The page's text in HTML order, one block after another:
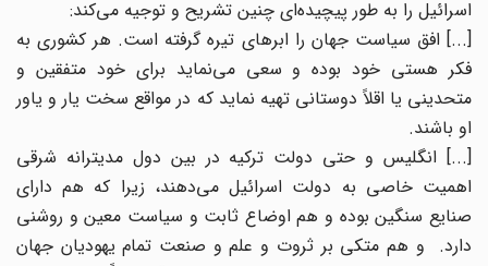
اسرائیل را به طور پیچیده‌ای چنین تشریح و توجیه می‌کند:
[...] افق سیاست جهان را ابرهای تیره گرفته است. هر کشوری به
فکر هستی خود بوده و سعی می‌نماید برای خود متفقین و
متحدینی یا اقلاً دوستانی تهیه نماید که در مواقع سخت یار و یاور
او باشند.
[...] انگلیس و حتی دولت ترکیه در بین دول مدیترانه شرقی
اهمیت خاصی به دولت اسرائیل می‌دهند، زیرا که هم دارای
صنایع سنگین بوده و هم اوضاع ثابت و سیاست معین و روشنی
دارد. و هم متکی بر ثروت و علم و صنعت تمام یهودیان جهان